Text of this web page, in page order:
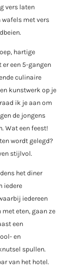
vers laten
wafels met vers
hartige
er een 5-gangen
culinaire
kunstwerk op je
ik je aan om
de jongens
Wat een feest!
wordt gelegd?
stijlvol.
het diner
iedere
iedereen
eten, gaan ze
een
en
spullen.
van het hotel.